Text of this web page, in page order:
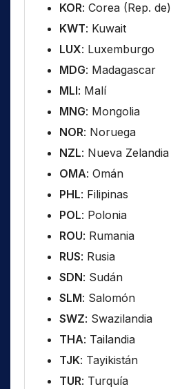
KOR: Corea (Rep. de)
KWT: Kuwait
LUX: Luxemburgo
MDG: Madagascar
MLI: Malí
MNG: Mongolia
NOR: Noruega
NZL: Nueva Zelandia
OMA: Omán
PHL: Filipinas
POL: Polonia
ROU: Rumania
RUS: Rusia
SDN: Sudán
SLM: Salomón
SWZ: Swazilandia
THA: Tailandia
TJK: Tayikistán
TUR: Turquía